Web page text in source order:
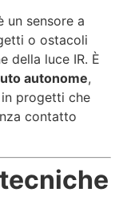
un sensore a
o ostacoli
della luce IR. È
autonome,
progetti che
contatto